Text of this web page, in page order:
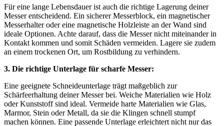
Für eine lange Lebensdauer ist auch die richtige Lagerung deiner
Messer entscheidend. Ein sicherer Messerblock, ein magnetischer
Messerhalter oder eine magnetische Holzleiste an der Wand sind
ideale Optionen. Achte darauf, dass die Messer nicht miteinander in
Kontakt kommen und somit Schäden vermeiden. Lagere sie zudem
an einem trockenen Ort, um Rostbildung zu verhindern.
3. Die richtige Unterlage für scharfe Messer:
Eine geeignete Schneideunterlage trägt maßgeblich zur
Schärfeerhaltung deiner Messer bei. Weiche Materialien wie Holz
oder Kunststoff sind ideal. Vermeide harte Materialien wie Glas,
Marmor, Stein oder Metall, da sie die Klingen schnell stumpf
machen können. Eine passende Unterlage erleichtert nicht nur das